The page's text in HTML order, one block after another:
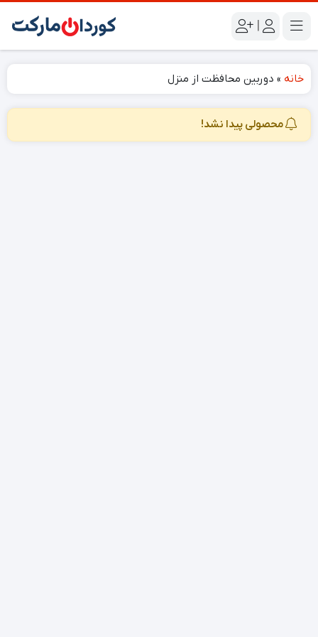
|
خانه » دوربین محافظت از منزل
محصولی پیدا نشد!